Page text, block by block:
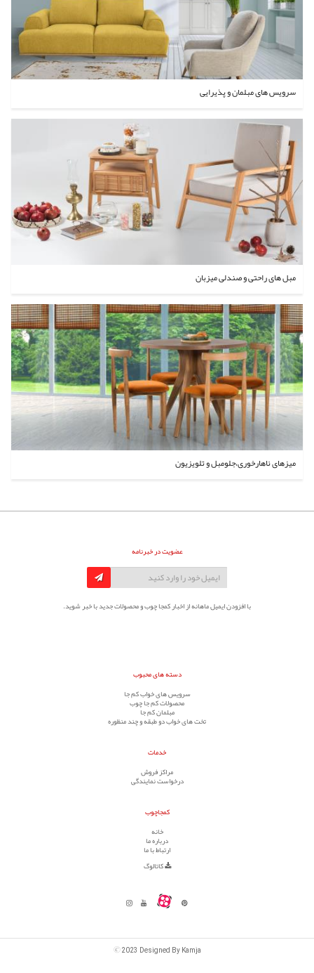
سرویس های مبلمان و پذیرایی
مبل های راحتی و صندلی میزبان
میزهای ناهارخوری،جلومبل و تلویزیون
عضویت در خبرنامه
با افزودن ایمیل ماهانه از اخبار کمجا چوب و محصولات جدید با خبر شوید.
دسته های محبوب
سرویس های خواب کم جا
محصولات کم جا چوب
مبلمان کم جا
تخت های خواب دو طبقه و چند منظوره
خدمات
مراکز فروش
درخواست نمایندگی
کمجاچوب
خانه
درباره ما
ارتباط با ما
کاتالوگ
©2023 Designed By Kamja